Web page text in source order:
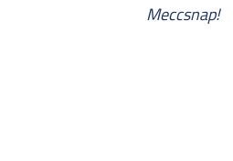
Meccsnap!